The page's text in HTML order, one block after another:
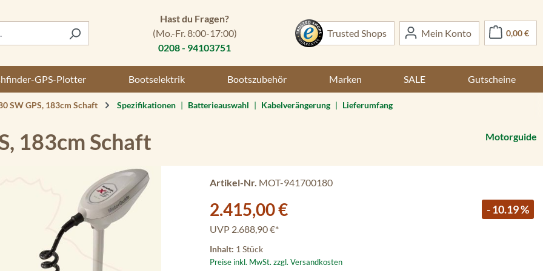
Hast du Fragen?
(Mo.-Fr. 8:00-17:00)
0208 - 94103751
Trusted Shops Mein Konto 0,00 €
GPS-Plotter Bootselektrik Bootszubehör Marken SALE Gutscheine
SW GPS, 183cm Schaft Spezifikationen | Batterieauswahl | Kabelverängerung | Lieferumfang
183cm Schaft Motorguide
Artikel-Nr. MOT-941700180
Verkaufspreis:
2.415,00 € - 10.19 %
UVP 2.688,90 €*
Inhalt: 1 Stück
Preise inkl. MwSt. zzgl. Versandkosten